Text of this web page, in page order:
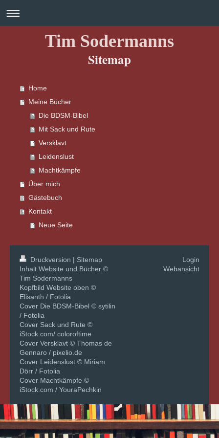
Tim Sodermanns
Sitemap
Home
Meine Bücher
Die BDSM-Bibel
Mit Sack und Rute
Versklavt
Leidenslust
Machtkämpfe
Über mich
Gästebuch
Kontakt
Neue Seite
Druckversion | Sitemap
Inhalt Website und Bücher ©
Tim Sodermanns
Kopfbild Website oben ©
Elisanth / Fotolia
Cover Die BDSM-Bibel © sytilin
/ Fotolia
Cover Sack und Rute ©
iStock.com/ coloroftime
Cover Versklavt © Thomas de
Gennaro / pixelio.de
Cover Leidenslust © Miriam
Dörr / Fotolia
Cover Machtkämpfe ©
iStock.com / YouraPechkin
Login
Webansicht